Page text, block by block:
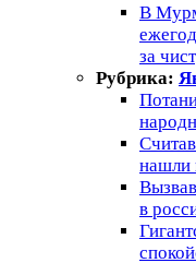
В
за
Рубрика:
нашли
в